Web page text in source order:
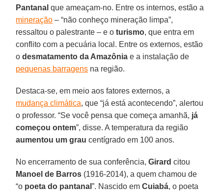
Pantanal que ameaçam-no. Entre os internos, estão a
mineração – “não conheço mineração limpa”,
ressaltou o palestrante – e oturismo, que entra em
conflito com a pecuária local. Entre os externos, estão
odesmatamento da Amazônia e a instalação de
pequenas barragens na região.
Destaca-se, em meio aos fatores externos, a
mudança climática, que “já está acontecendo”, alertou
o professor. “Se você pensa que começa amanhã, já
começou ontem”, disse. A temperatura da região
aumentou um grau centígrado em 100 anos.
No encerramento de sua conferência,Girard citou
Manoel de Barros (1916-2014), a quem chamou de
“o poeta do pantanal”. Nascido emCuiabá, o poeta